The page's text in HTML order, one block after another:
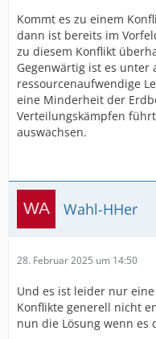
Kommt es zu einem
dann ist bereits im
zu diesem Konflikt
Gegenwärtig ist es unter
ressourcenaufwendige
eine Minderheit der
Verteilungskämpfen
auswachsen.
Wahl-HHer
28. Februar 2025 um 14:50
Und es ist leider nur
Konflikte generell nicht
nun die Lösung wenn es